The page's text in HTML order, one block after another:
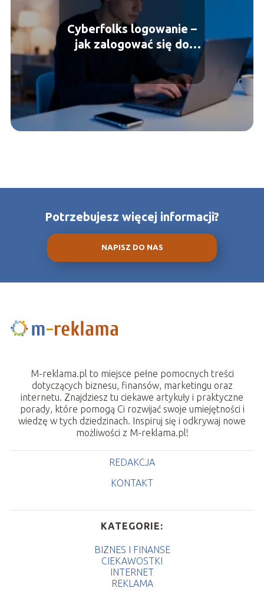
Cyberfolks logowanie –
jak zalogować się do
Potrzebujesz więcej informacji?
NAPISZ DO NAS
M-reklama.pl to miejsce pełne pomocnych treści
dotyczących biznesu, finansów, marketingu oraz
internetu. Znajdziesz tu ciekawe artykuły i praktyczne
porady, które pomogą Ci rozwijać swoje umiejętności i
wiedzę w tych dziedzinach. Inspiruj się i odkrywaj nowe
możliwości z M-reklama.pl!
REDAKCJA
KONTAKT
KATEGORIE:
BIZNES I FINANSE
CIEKAWOSTKI
INTERNET
REKLAMA